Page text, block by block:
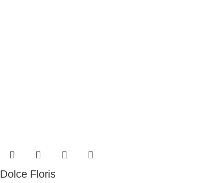
Dolce Floris